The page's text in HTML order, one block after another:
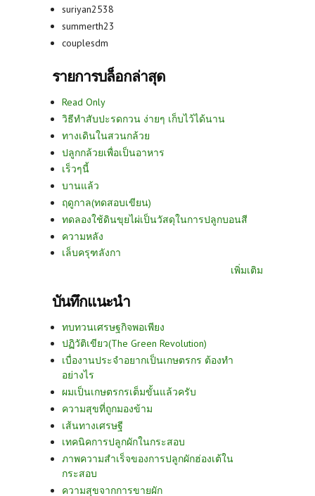
suriyan2538
summerth23
couplesdm
รายการบล็อกล่าสุด
Read Only
วิธีทำสับปะรดกวน ง่ายๆ เก็บไว้ได้นาน
ทางเดินในสวนกล้วย
ปลูกกล้วยเพื่อเป็นอาหาร
เร็วๆนี้
บานแล้ว
ฤดูกาล(ทดสอบเขียน)
ทดลองใช้ดินขุยไผ่เป็นวัสดุในการปลูกบอนสี
ความหลัง
เล็บครุฑลังกา
เพิ่มเติม
บันทึกแนะนำ
ทบทวนเศรษฐกิจพอเพียง
ปฏิวัติเขียว(The Green Revolution)
เบื่องานประจำอยากเป็นเกษตรกร ต้องทำ
อย่างไร
ผมเป็นเกษตรกรเต็มขั้นแล้วครับ
ความสุขที่ถูกมองข้าม
เส้นทางเศรษฐี
เทคนิคการปลูกผักในกระสอบ
ภาพความสำเร็จของการปลูกผักฮ่องเต้ใน
กระสอบ
ความสุขจากการขายผัก